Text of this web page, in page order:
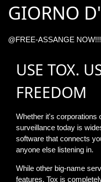
GIORNO
@FREE-ASSANGE NOW!!!
USE TOX.
FREEDOM
Whether it's corporations
surveillance today is
software that connects
anyone else listening in.
While other big-name
features, Tox is